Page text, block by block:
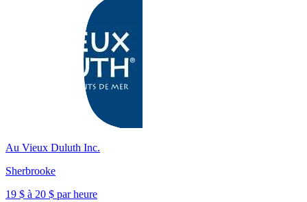
Au Vieux Duluth Inc.
Sherbrooke
19 $ à 20 $ par heure